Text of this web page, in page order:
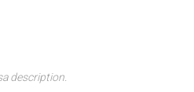
description.